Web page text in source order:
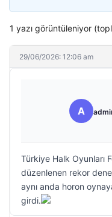
1 yazı görüntüleniyor
29/06/2026: 12:06 am
A
Türkiye Halk Oyunları
düzenlenen rekor
aynı anda horon
girdi.